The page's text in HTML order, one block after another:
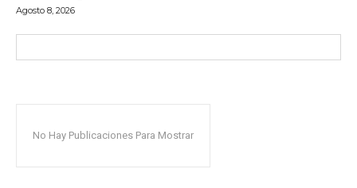
Agosto 8, 2026
No Hay Publicaciones Para Mostrar